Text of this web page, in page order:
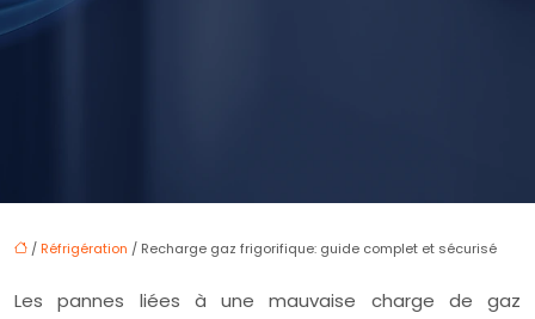
/ Réfrigération / Recharge gaz frigorifique: guide complet et sécurisé
Les pannes liées à une mauvaise charge de gaz